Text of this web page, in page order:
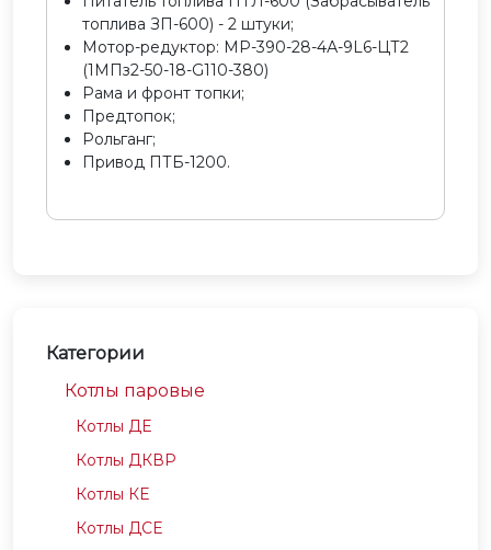
топлива ЗП-600) - 2 штуки;
Мотор-редуктор: МР-390-28-4А-9L6-ЦТ2
(1МПз2-50-18-G110-380)
Рама и фронт топки;
Предтопок;
Рольганг;
Привод ПТБ-1200.
Категории
Котлы паровые
Котлы ДЕ
Котлы ДКВР
Котлы КЕ
Котлы ДСЕ